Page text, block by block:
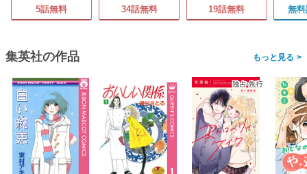
5話無料 34話無料 19話無料 無
集英社の作品 >